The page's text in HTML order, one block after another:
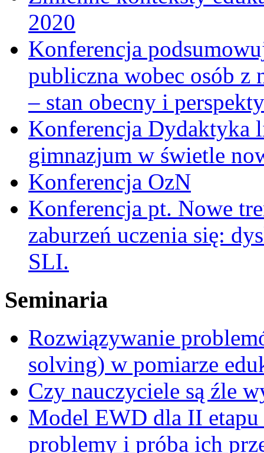
2020
Konferencja
publiczna wobec osób z
– stan obecny i
Konferencja Dydaktyka
gimnazjum w świetle
Konferencja OzN
Konferencja pt. Nowe
zaburzeń uczenia się:
SLI.
Seminaria
Rozwiązywanie
solving) w pomiarze
Czy nauczyciele są źle
Model EWD dla II etapu
problemy i próba ich